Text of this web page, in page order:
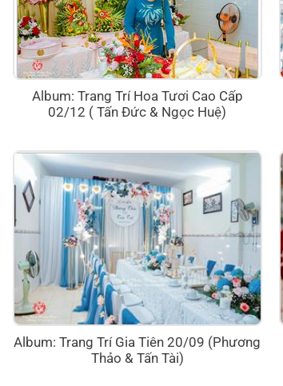
Album: Trang Trí Hoa Tươi Cao Cấp
02/12 ( Tấn Đức & Ngọc Huệ)
Album: Trang Trí Gia Tiên 20/09 (Phương
Thảo & Tấn Tài)